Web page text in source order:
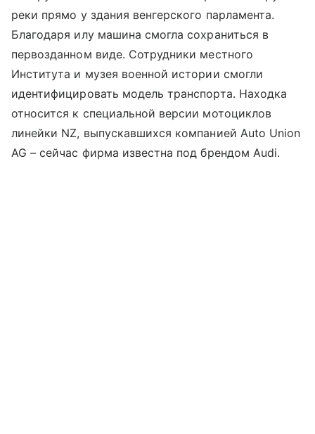
реки прямо у здания венгерского парламента.
Благодаря илу машина смогла сохраниться в
первозданном виде. Сотрудники местного
Института и музея военной истории смогли
идентифицировать модель транспорта. Находка
относится к специальной версии мотоциклов
линейки NZ, выпускавшихся компанией Auto Union
AG – сейчас фирма известна под брендом Audi.